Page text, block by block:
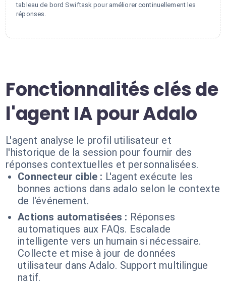
tableau de bord Swiftask pour améliorer continuellement les
réponses.
Fonctionnalités clés de
l'agent IA pour Adalo
L'agent analyse le profil utilisateur et
l'historique de la session pour fournir des
réponses contextuelles et personnalisées.
Connecteur cible : L'agent exécute les
bonnes actions dans adalo selon le contexte
de l'événement.
Actions automatisées : Réponses
automatiques aux FAQs. Escalade
intelligente vers un humain si nécessaire.
Collecte et mise à jour de données
utilisateur dans Adalo. Support multilingue
natif.